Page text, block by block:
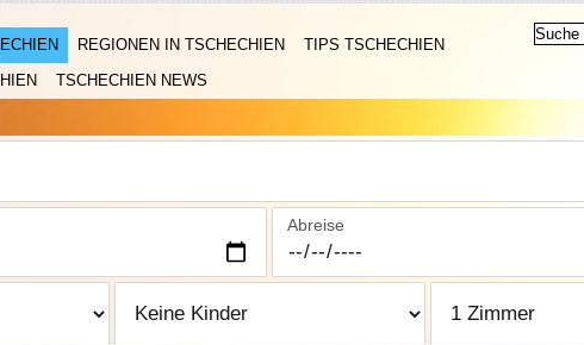
REGIONEN IN TSCHECHIEN
TIPS TSCHECHIEN
TSCHECHIEN NEWS
Abreise